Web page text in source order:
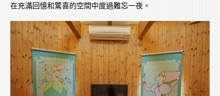
在充滿回憶和驚喜的空間中度過難忘一夜。